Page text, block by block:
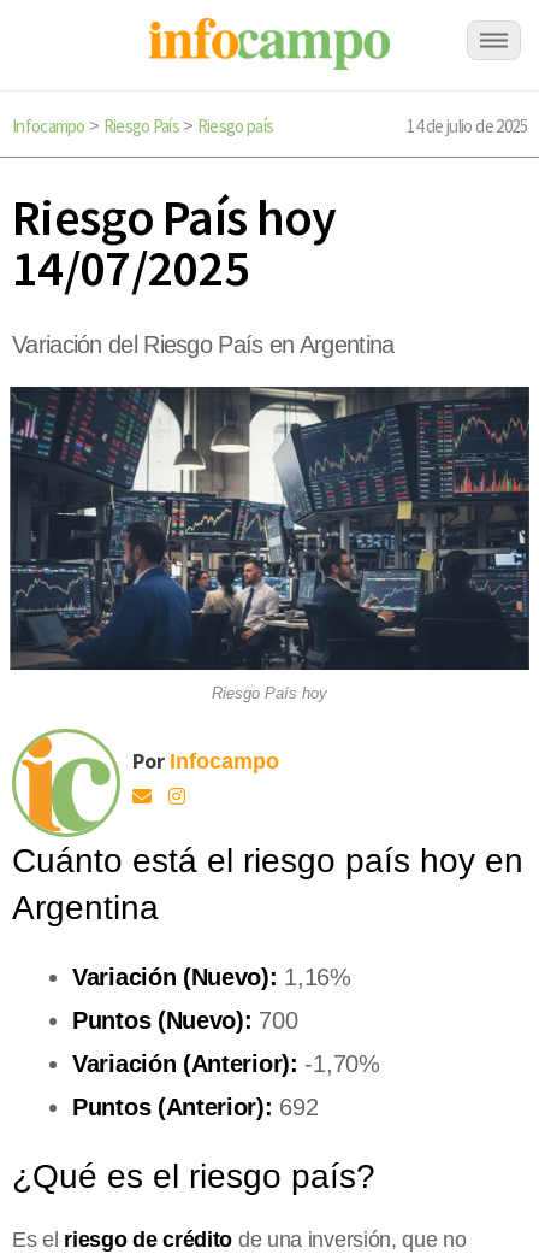
Infocampo > Riesgo País> Riesgo país 14 de julio de 2025
Riesgo País hoy
14/07/2025
Variación del Riesgo País en Argentina
Riesgo País hoy
Por Infocampo
Cuánto está el riesgo país hoy en
Argentina
Variación (Nuevo): 1,16%
Puntos (Nuevo): 700
Variación (Anterior): -1,70%
Puntos (Anterior): 692
¿Qué es el riesgo país?
Es el riesgo de crédito de una inversión, que no